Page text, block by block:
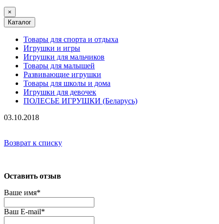
×
Каталог
Товары для спорта и отдыха
Игрушки и игры
Игрушки для мальчиков
Товары для малышей
Развивающие игрушки
Товары для школы и дома
Игрушки для девочек
ПОЛЕСЬЕ ИГРУШКИ (Беларусь)
03.10.2018
Возврат к списку
Оставить отзыв
Ваше имя*
Ваш E-mail*